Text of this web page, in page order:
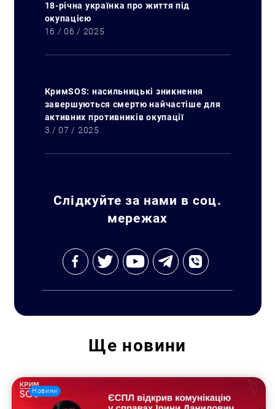
18-річна українка про життя під
окупацією
16 / 06 / 2025
КримSOS: насильницькі зникнення
завершуються смертю найчастіше для
активних противників окупації
3 / 07 / 2025
Слідкуйте за нами в соц.
мережах
Ще новини
Новини